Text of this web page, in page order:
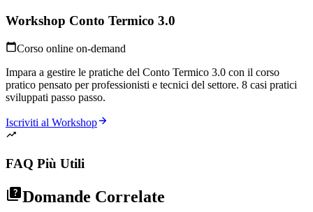
Workshop Conto Termico 3.0
Corso online on-demand
Impara a gestire le pratiche del Conto Termico 3.0 con il corso
pratico pensato per professionisti e tecnici del settore. 8 casi pratici
sviluppati passo passo.
Iscriviti al Workshop
FAQ Più Utili
Domande Correlate